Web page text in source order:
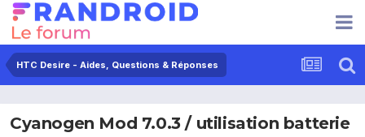
HTC Desire - Aides, Questions & Réponses
Cyanogen Mod 7.0.3 / utilisation batterie